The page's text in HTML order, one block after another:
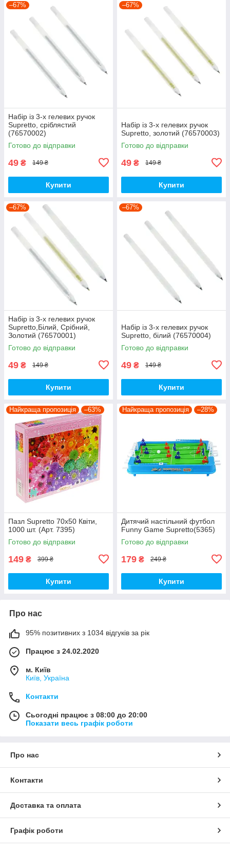
–67%
Набір із 3-х гелевих ручок
Supretto, сріблястий
(76570002)
Готово до відправки
49 ₴ 149 ₴
Купити
–67%
Набір із 3-х гелевих ручок
Supretto, золотий (76570003)
Готово до відправки
49 ₴ 149 ₴
Купити
–67%
Набір із 3-х гелевих ручок
Supretto,Білий, Срібний,
Золотий (76570001)
Готово до відправки
49 ₴ 149 ₴
Купити
–67%
Набір із 3-х гелевих ручок
Supretto, білий (76570004)
Готово до відправки
49 ₴ 149 ₴
Купити
Найкраща пропозиція –63%
Пазл Supretto 70х50 Квіти,
1000 шт. (Арт. 7395)
Готово до відправки
149 ₴ 399 ₴
Купити
Найкраща пропозиція –28%
Дитячий настільний футбол
Funny Game Supretto(5365)
Готово до відправки
179 ₴ 249 ₴
Купити
Про нас
95% позитивних з 1034 відгуків за рік
Працює з 24.02.2020
м. Київ
Київ, Україна
Контакти
Сьогодні працює з 08:00 до 20:00
Показати весь графік роботи
Про нас
Контакти
Доставка та оплата
Графік роботи